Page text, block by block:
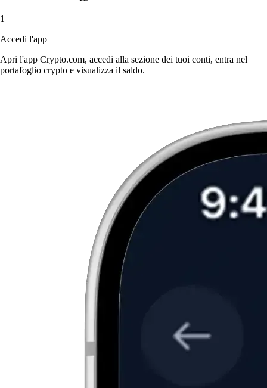
1
Accedi l'app
Apri l'app Crypto.com, accedi alla sezione dei tuoi conti, entra nel
portafoglio crypto e visualizza il saldo.